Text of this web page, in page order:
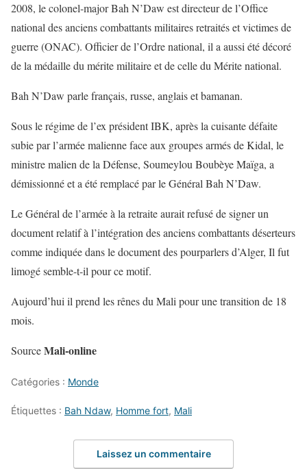
2008, le colonel-major Bah N’Daw est directeur de l’Office
national des anciens combattants militaires retraités et victimes de
guerre (ONAC). Officier de l’Ordre national, il a aussi été décoré
de la médaille du mérite militaire et de celle du Mérite national.
Bah N’Daw parle français, russe, anglais et bamanan.
Sous le régime de l’ex président IBK, après la cuisante défaite
subie par l’armée malienne face aux groupes armés de Kidal, le
ministre malien de la Défense, Soumeylou Boubèye Maïga, a
démissionné et a été remplacé par le Général Bah N’Daw.
Le Général de l’armée à la retraite aurait refusé de signer un
document relatif à l’intégration des anciens combattants déserteurs
comme indiquée dans le document des pourparlers d’Alger, Il fut
limogé semble-t-il pour ce motif.
Aujourd’hui il prend les rênes du Mali pour une transition de 18
mois.
SourceMali-online
Catégories : Monde
Étiquettes : Bah Ndaw, Homme fort, Mali
Laissez un commentaire